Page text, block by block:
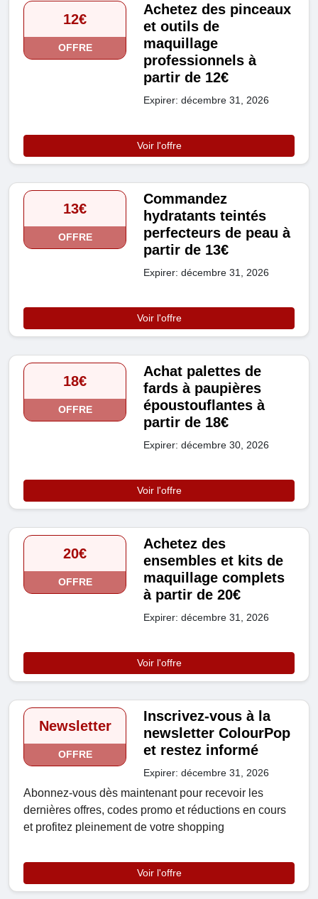
12€
OFFRE
Achetez des pinceaux
et outils de
maquillage
professionnels à
partir de 12€
Expirer: décembre 31, 2026
Voir l'offre
13€
OFFRE
Commandez
hydratants teintés
perfecteurs de peau à
partir de 13€
Expirer: décembre 31, 2026
Voir l'offre
18€
OFFRE
Achat palettes de
fards à paupières
époustouflantes à
partir de 18€
Expirer: décembre 30, 2026
Voir l'offre
20€
OFFRE
Achetez des
ensembles et kits de
maquillage complets
à partir de 20€
Expirer: décembre 31, 2026
Voir l'offre
Newsletter
OFFRE
Inscrivez-vous à la
newsletter ColourPop
et restez informé
Expirer: décembre 31, 2026
Abonnez-vous dès maintenant pour recevoir les
dernières offres, codes promo et réductions en cours
et profitez pleinement de votre shopping
Voir l'offre